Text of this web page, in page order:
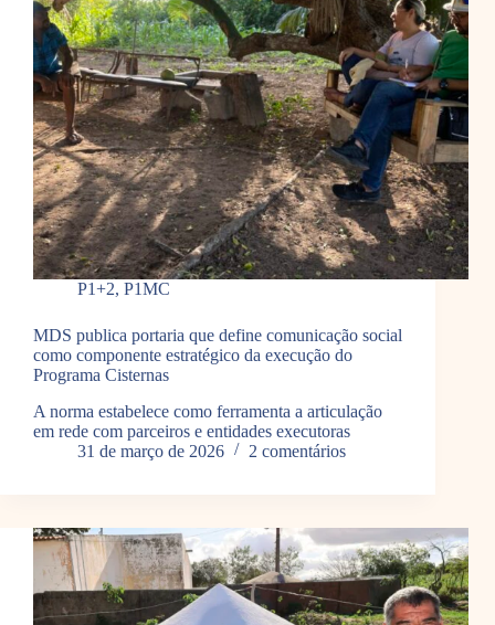
P1+2, P1MC
MDS publica portaria que define comunicação social
como componente estratégico da execução do
Programa Cisternas
A norma estabelece como ferramenta a articulação
em rede com parceiros e entidades executoras
31 de março de 2026
2 comentários